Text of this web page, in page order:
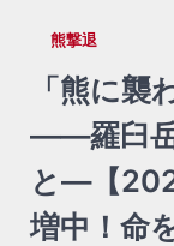
熊撃退
「熊に襲
——羅臼岳
と—【
増中！命